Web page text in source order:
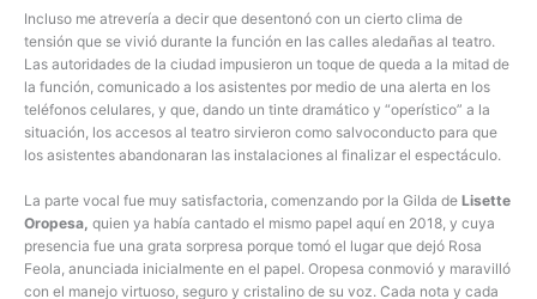
Incluso me atrevería a decir que desentonó con un cierto clima de
tensión que se vivió durante la función en las calles aledañas al teatro.
Las autoridades de la ciudad impusieron un toque de queda a la mitad de
la función, comunicado a los asistentes por medio de una alerta en los
teléfonos celulares, y que, dando un tinte dramático y “operístico” a la
situación, los accesos al teatro sirvieron como salvoconducto para que
los asistentes abandonaran las instalaciones al finalizar el espectáculo.
La parte vocal fue muy satisfactoria, comenzando por la Gilda de Lisette
Oropesa, quien ya había cantado el mismo papel aquí en 2018, y cuya
presencia fue una grata sorpresa porque tomó el lugar que dejó Rosa
Feola, anunciada inicialmente en el papel. Oropesa conmovió y maravilló
con el manejo virtuoso, seguro y cristalino de su voz. Cada nota y cada